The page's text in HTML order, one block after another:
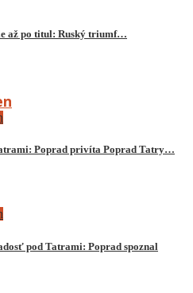
až po titul: Ruský triumf…
Poprad privíta Poprad Tatry…
pod Tatrami: Poprad spoznal